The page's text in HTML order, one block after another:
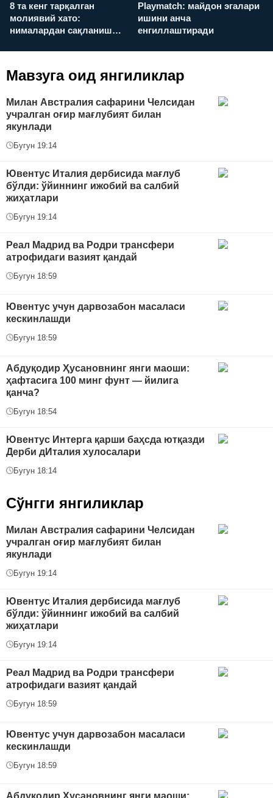
8 та кенг тарқалган
молиявий хато:
нималардан сақланиш
Playmatch: майдон эгалари
ишини анча
енгиллаштиради
Мавзуга оид янгиликлар
Милан Австралия сафарини Челсидан
учралган оғир мағлубият билан
якунлади
Бугун 19:14
Ювентус Италия дербисида мағлуб
бўлди: ўйиннинг ижобий ва салбий
жиҳатлари
Бугун 19:14
Реал Мадрид ва Родри трансфери
атрофидаги вазият қандай
Бугун 18:59
Ювентус учун дарвозабон масаласи
кескинлашди
Бугун 18:59
Абдуқодир Ҳусановнинг янги маоши:
ҳафтасига 100 минг фунт — йилига
қанча?
Бугун 18:54
Ювентус Интерга қарши баҳсда ютқазди
Дерби дИталия хулосалари
Бугун 18:14
Сўнгги янгиликлар
Милан Австралия сафарини Челсидан
учралган оғир мағлубият билан
якунлади
Бугун 19:14
Ювентус Италия дербисида мағлуб
бўлди: ўйиннинг ижобий ва салбий
жиҳатлари
Бугун 19:14
Реал Мадрид ва Родри трансфери
атрофидаги вазият қандай
Бугун 18:59
Ювентус учун дарвозабон масаласи
кескинлашди
Бугун 18:59
Абдуқодир Ҳусановнинг янги маоши: